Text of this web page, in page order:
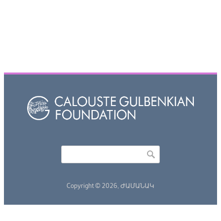
Copyright © 2026, ԺԱՄԱՆԱԿ